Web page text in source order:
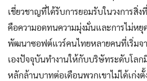
เชี่ยวชาญที่ได้รับการยอมรับในวงการสิ่
คือความอดทนความมุ่งมั่นและการไม่หยุ
พัฒนาซอฟต์แวร์คนไทยหลายคนที่เริ่มจา
เองปัจจุบันทำงานให้กับบริษัทระดับโลก
หลักล้านบาทต่อเดือนพวกเขาไม่ได้เก่ง